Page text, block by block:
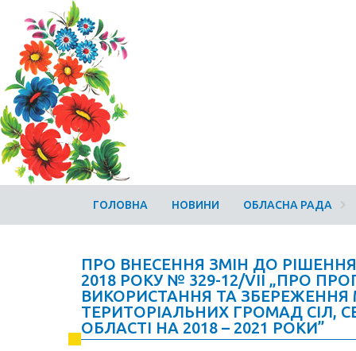
ГОЛОВНА НОВИНИ ОБЛАСНА РАДА
ПРО ВНЕСЕННЯ ЗМІН ДО
2018 РОКУ № 329-12/VIІ „ПРО
ВИКОРИСТАННЯ ТА ЗБЕРЕЖЕННЯ
ТЕРИТОРІАЛЬНИХ ГРОМАД СІЛ,
ОБЛАСТІ НА 2018 – 2021 РОКИ”